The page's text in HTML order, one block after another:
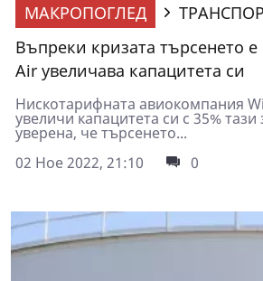
МАКРОПОГЛЕД
Въпреки кризата търсенето
Air увеличава капацитета си
Нискотарифната авиокомпания
увеличи капацитета си с 35% тази
уверена, че търсенето...
02 Ное 2022, 21:10
0